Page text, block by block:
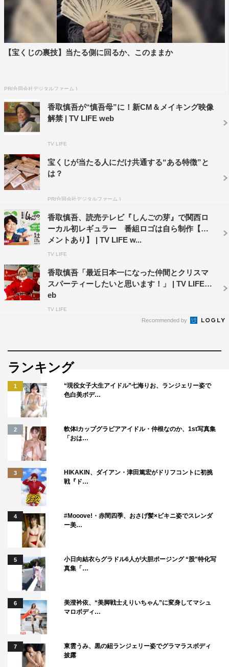
【宝くじの裏技】当たる側に回るか、このままか
PR(合同会社デジタルファーム )
香取慎吾が“慎吾母”に！新CM＆メイキング映像
解禁 | TV LIFE web
TV LIFE
宝くじが当たる人にだけ共通する“ある特徴”と
は？
PR(合同会社デジタルファーム )
香取慎吾、読売テレビ『しんごの芽』で関西ロ
ーカル初レギュラー 番組ロゴは自ら制作【コ
メントあり】 | TV LIFE w...
TV LIFE
香取慎吾「最近日本一になった仲間とクリスマ
スパーティーしたいと思います！」 | TV LIFE w
eb
TV LIFE
Recommended by
ランキング
1
“現役女子大生アイドル”七海りお、ランジェリー姿で
色白美ボデ…
2
軟体Iカップグラビアアイドル・仲根なのか、1st写真集
「おは…
3
HIKAKIN、ダイアン・津田篤宏がドリフコントに初挑
戦『ド…
4
#Mooove!・赤間四季、おさげ髪×ビキニ姿でスレンダ
ー美…
5
小日向結衣らグラドル6人が大胆ポージング “股”特化写
真集「…
6
美澄衿依、“美脚戦士えりいちゃん”に変身してマシュ
マロボディ…
7
東雲うみ、黒の紐ランジェリー姿でグラマラスボディ
披露